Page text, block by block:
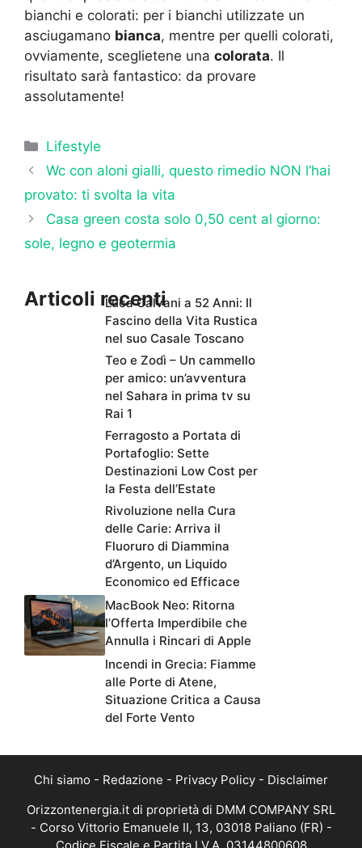
bianchi e colorati: per i bianchi utilizzate un
asciugamano bianca, mentre per quelli colorati,
ovviamente, sceglietene una colorata. Il
risultato sarà fantastico: da provare
assolutamente!
Categorie
Lifestyle
Wc con aloni gialli, questo rimedio NON l’hai
provato: ti svolta la vita
Casa green costa solo 0,50 cent al giorno:
sole, legno e geotermia
Articoli recentiLuca Calvani a 52 Anni: Il
Fascino della Vita Rustica
nel suo Casale Toscano
Teo e Zodì – Un cammello
per amico: un’avventura
nel Sahara in prima tv su
Rai 1
Ferragosto a Portata di
Portafoglio: Sette
Destinazioni Low Cost per
la Festa dell’Estate
Rivoluzione nella Cura
delle Carie: Arriva il
Fluoruro di Diammina
d’Argento, un Liquido
Economico ed Efficace
MacBook Neo: Ritorna
l’Offerta Imperdibile che
Annulla i Rincari di Apple
Incendi in Grecia: Fiamme
alle Porte di Atene,
Situazione Critica a Causa
del Forte Vento
Chi siamo - Redazione - Privacy Policy - Disclaimer
Orizzontenergia.it di proprietà di DMM COMPANY SRL
- Corso Vittorio Emanuele II, 13, 03018 Paliano (FR) -
Codice Fiscale e Partita I.V.A. 03144800608